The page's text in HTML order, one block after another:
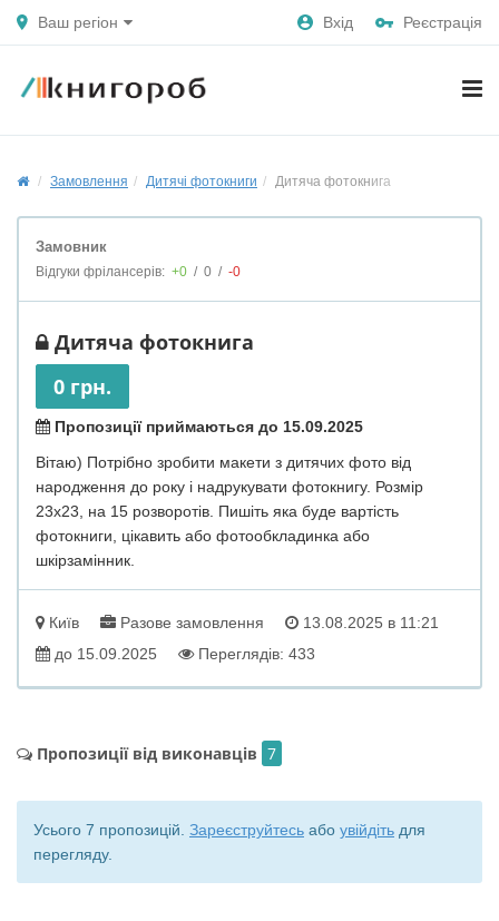
Ваш регіон Вхід Реєстрація
Замовлення Дитячі фотокниги Дитяча фотокнига
Замовник
Відгуки фрілансерів: +0 / 0 / -0
Дитяча фотокнига
0 грн.
Пропозиції приймаються до 15.09.2025
Вітаю) Потрібно зробити макети з дитячих фото від
народження до року і надрукувати фотокнигу. Розмір
23х23, на 15 розворотів. Пишіть яка буде вартість
фотокниги, цікавить або фотообкладинка або
шкірзамінник.
Київ Разове замовлення
13.08.2025 в 11:21
до 15.09.2025
Переглядів: 433
Пропозиції від виконавців 7
Усього 7 пропозицій. Зареєструйтесь або увійдіть для
перегляду.